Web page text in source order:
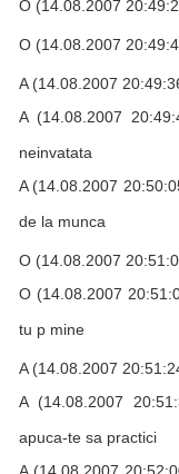
O (14.08.2007
O (14.08.2007
A (14.08.2007
A (14.08.2007
neinvatata
A (14.08.2007
de la munca
O (14.08.2007
O (14.08.2007
tu p mine
A (14.08.2007
A (14.08.2007
apuca-te sa practici